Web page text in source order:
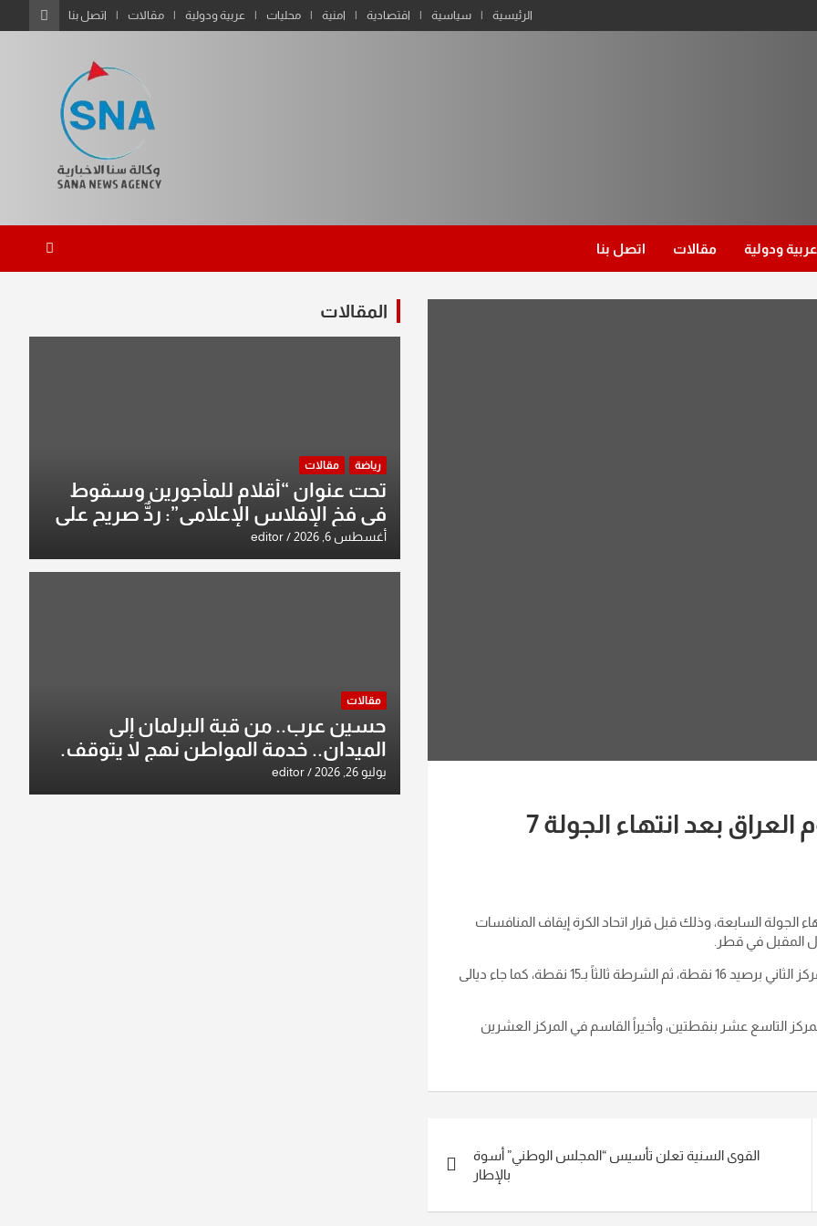
الرئيسية سياسية اقتصادية امنية محليات عربية ودولية مقالات اتصل بنا
عربية ودولية مقالات اتصل بنا
بعد انتهاء الجولة 7
الجولة السابعة، وذلك قبل قرار اتحاد الكرة إيقاف المنافسات
المقبل في قطر.
وتصدر أربيل الترتيب برصيد 19 نقطة، تلاه فريق القوة الجوية في المركز الثاني برصيد 16 نقطة، ثم الشرطة ثالثاً بـ15 نقطة، كما جاء ديالى
عشر بـ3 نقاط، والكهرباء في المركز التاسع عشر بنقطتين، وأخيراً القاسم في المركز العشرين
القوى السنية تعلن تأسيس “المجلس الوطني” أسوة
بالإطار
المقالات
رياضة مقالات
تحت عنوان “أقلام للمأجورين وسقوط
في فخ الإفلاس الإعلامي”: ردٌّ صريح على
افتراءات سمير الشكرجي
أغسطس 6, 2026 editor
مقالات
حسين عرب.. من قبة البرلمان إلى
الميدان.. خدمة المواطن نهج لا يتوقف.
يوليو 26, 2026 editor